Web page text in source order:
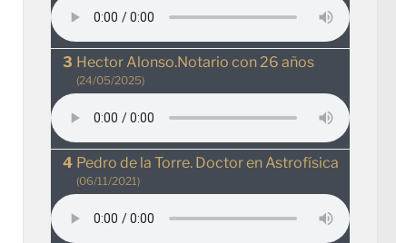
Hector Alonso.Notario con 26 años
(24/05/2025)
Pedro de la Torre. Doctor en Astrofísica
(06/11/2021)